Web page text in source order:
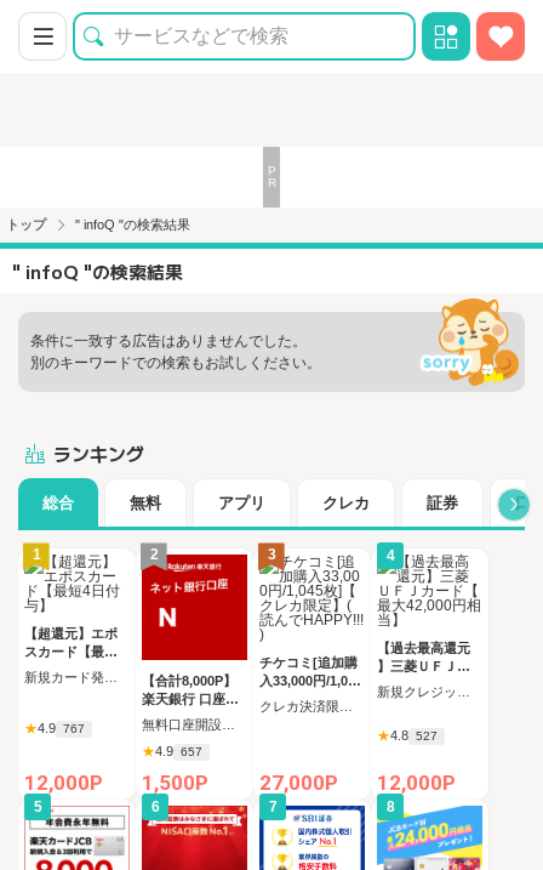
トップ " infoQ "の検索結果
" infoQ "の検索結果
条件に一致する広告はありませんでした。
別のキーワードでの検索もお試しください。
ランキング
総合 無料 アプリ クレカ 証券 口
1
【超還元】エポ
スカード【最短4
日付与】
★4.9 767
12,000P
2
【合計8,000P】
楽天銀行 口座開
設
★4.9 657
1,500P
3
チケコミ[追加購
入33,000円/1,045
枚]【クレカ限定
】(読んでHAPPY
27,000P
4
【過去最高還元
】三菱ＵＦＪカ
ード【最大42,00
0円相当】
★4.8 527
12,000P
5 6 7 8